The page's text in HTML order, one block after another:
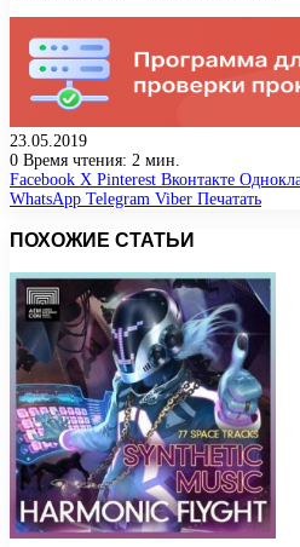
23.05.2019
0 Время чтения: 2 мин.
Facebook X Pinterest Вконтакте
WhatsApp Telegram Viber Печатать
ПОХОЖИЕ СТАТЬИ